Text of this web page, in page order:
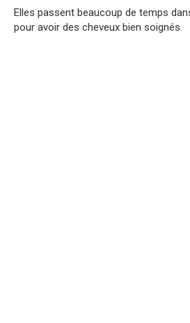
Elles passent beaucoup de temps
pour avoir des cheveux bien soignés.